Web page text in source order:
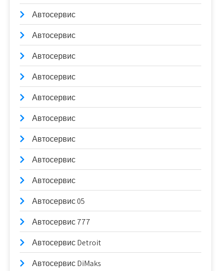
Автосервис
Автосервис
Автосервис
Автосервис
Автосервис
Автосервис
Автосервис
Автосервис
Автосервис
Автосервис 05
Автосервис 777
Автосервис Detroit
Автосервис DiMaks